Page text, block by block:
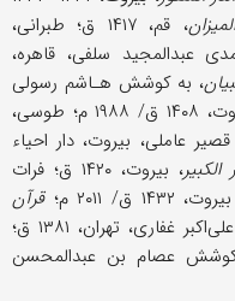
المیزان
، قم، ۱۴۱۷ ق؛ طبرانی،
عبدالمجید سلفی، قاهره،
، به کوشش هـاشم رسولی
محلاتی و فضل‌الله یزدی طباطبـایی، بیروت، ۱۴۰۸ ق/ ۱۹۸۸ م؛ طوسی،
عاملی، بیروت، دار احیاء
الکبیر
، بیروت، ۱۴۲۰ ق؛ فرات
۲۰۱۱ م؛
قرآن
، به کوشش علی‌اکبر غفاری، تهران، ۱۳۸۱ ق؛
عصام بن عبدالمحسن